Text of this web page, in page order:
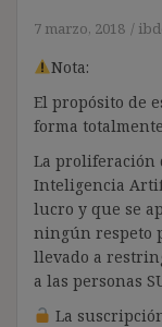
7 marzo, 2018
Nota:
El propósito de
forma totalmente
La proliferación
Inteligencia
lucro y que se
ningún respeto
llevado a
a las personas
La